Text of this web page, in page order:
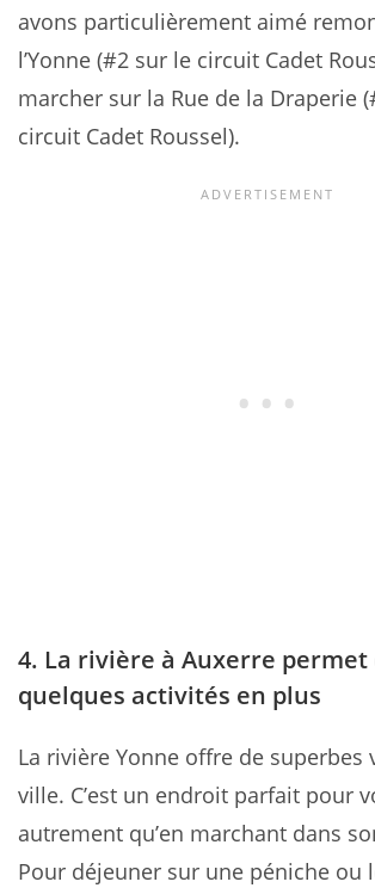
avons particulièrement aimé
l’Yonne (#2 sur le circuit Cadet
marcher sur la Rue de la Draperie
circuit Cadet Roussel).
4. La rivière à Auxerre permet
quelques activités en plus
La rivière Yonne offre de superbes
ville. C’est un endroit parfait pour
autrement qu’en marchant dans
Pour déjeuner sur une péniche ou